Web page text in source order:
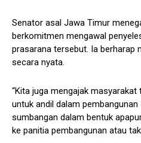
Senator asal Jawa Timur
berkomitmen mengawal
prasarana tersebut. Ia berharap
secara nyata.
“Kita juga mengajak
untuk andil dalam
sumbangan dalam bentuk
ke panitia pembangunan atau